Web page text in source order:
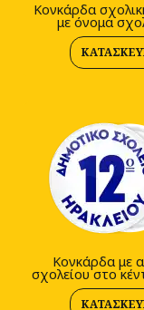
Κονκάρδα
με όνομα
Κονκάρδα με
σχολείου στο